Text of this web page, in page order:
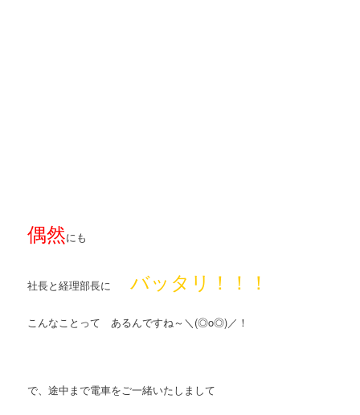
偶然にも
社長と経理部長に バッタリ！！！
こんなことって あるんですね～＼(◎o◎)／！
で、途中まで電車をご一緒いたしまして